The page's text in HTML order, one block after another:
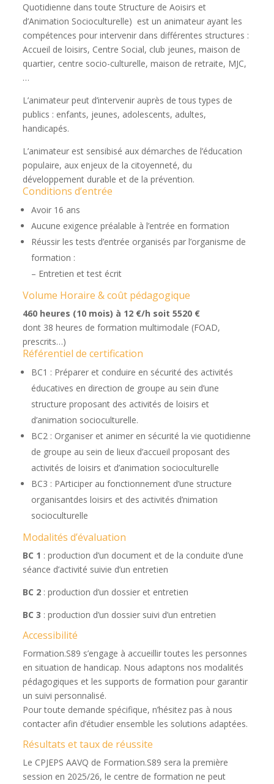
Quotidienne dans toute Structure de Aoisirs et
d’Animation Socioculturelle) est un animateur ayant les
compétences pour intervenir dans différentes structures :
Accueil de loisirs, Centre Social, club jeunes, maison de
quartier, centre socio-culturelle, maison de retraite, MJC,
…
L’animateur peut d’intervenir auprès de tous types de
publics : enfants, jeunes, adolescents, adultes,
handicapés.
L’animateur est sensibisé aux démarches de l’éducation
populaire, aux enjeux de la citoyenneté, du
développement durable et de la prévention.
Conditions d’entrée
Avoir 16 ans
Aucune exigence préalable à l’entrée en formation
Réussir les tests d’entrée organisés par l’organisme de
formation :
– Entretien et test écrit
Volume Horaire & coût pédagogique
460 heures (10 mois) à 12 €/h soit 5520 €
dont 38 heures de formation multimodale (FOAD,
prescrits…)
Référentiel de certification
BC1 : Préparer et conduire en sécurité des activités
éducatives en direction de groupe au sein d’une
structure proposant des activités de loisirs et
d’animation socioculturelle.
BC2 : Organiser et animer en sécurité la vie quotidienne
de groupe au sein de lieux d’accueil proposant des
activités de loisirs et d’animation socioculturelle
BC3 : PArticiper au fonctionnement d’une structure
organisantdes loisirs et des activités d’nimation
socioculturelle
Modalités d’évaluation
BC 1 : production d’un document et de la conduite d’une
séance d’activité suivie d’un entretien
BC 2 : production d’un dossier et entretien
BC 3 : production d’un dossier suivi d’un entretien
Accessibilité
Formation.S89 s’engage à accueillir toutes les personnes
en situation de handicap. Nous adaptons nos modalités
pédagogiques et les supports de formation pour garantir
un suivi personnalisé.
Pour toute demande spécifique, n’hésitez pas à nous
contacter afin d’étudier ensemble les solutions adaptées.
Résultats et taux de réussite
Le CPJEPS AAVQ de Formation.S89 sera la première
session en 2025/26, le centre de formation ne peut